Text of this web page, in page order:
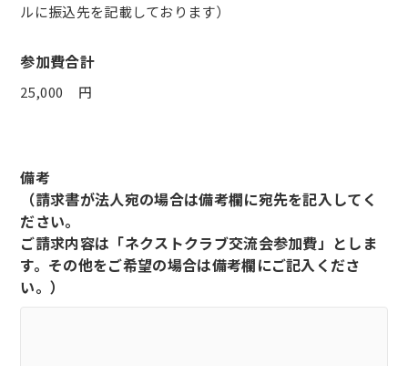
ルに振込先を記載しております）
参加費合計
円
備考
（請求書が法人宛の場合は備考欄に宛先を記入してく
ださい。
ご請求内容は「ネクストクラブ交流会参加費」としま
す。その他をご希望の場合は備考欄にご記入くださ
い。）